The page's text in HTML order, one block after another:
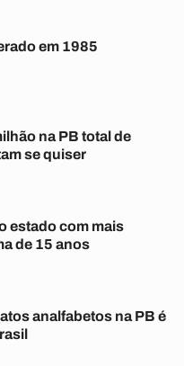
em 1985
na PB total de
se quiser
estado com mais
de 15 anos
analfabetos na PB é